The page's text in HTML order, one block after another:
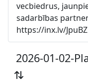
vecbiedrus,
sadarbības
https://inx.lv/JpuBZ